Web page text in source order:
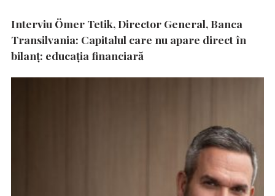
Interviu Ömer Tetik, Director General, Banca
Transilvania: Capitalul care nu apare direct în
bilanț: educația financiară